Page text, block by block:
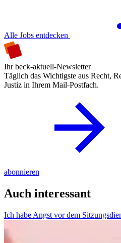
Alle Jobs entdecken
Ihr beck-aktuell-Newsletter
Täglich das Wichtigste aus Recht,
Justiz in Ihrem Mail-Postfach.
abonnieren
Auch interessant
Ich habe Angst vor dem